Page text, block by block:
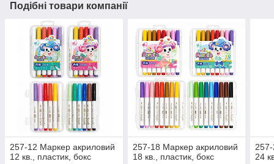
Подібні товари компанії
257-12 Маркер акриловий
12 кв., пластик, бокс
257-18 Маркер акриловий
18 кв., пластик, бокс
24